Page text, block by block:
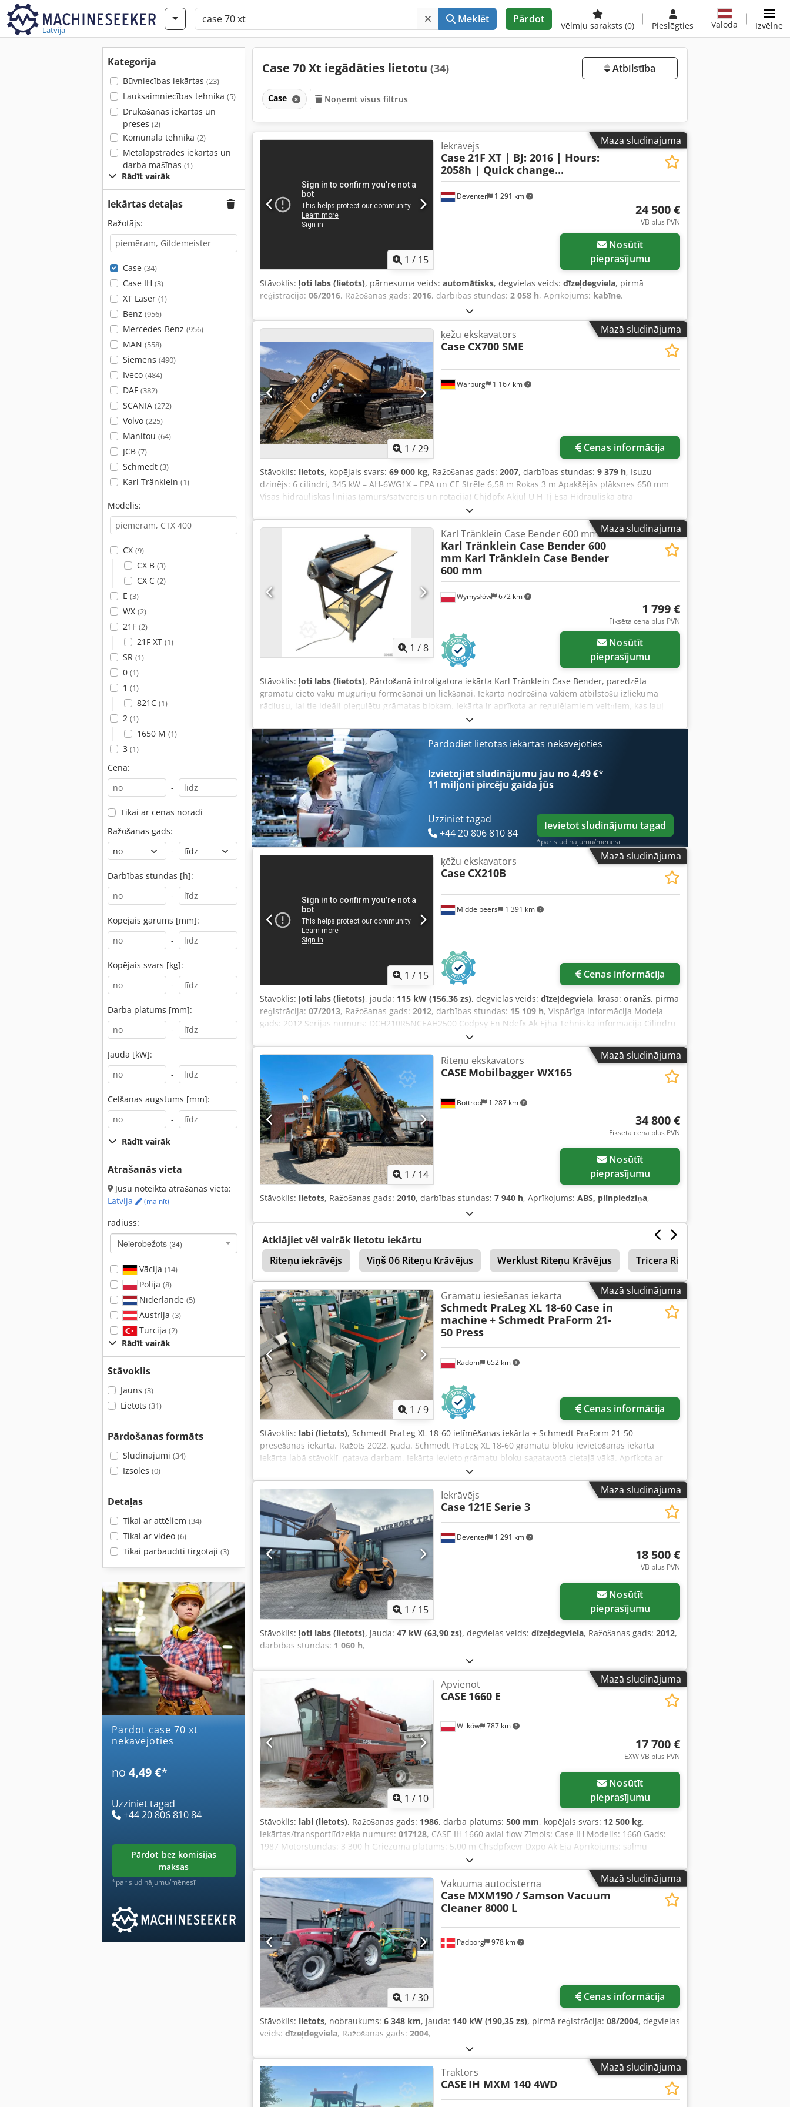
Latvija
Meklēt Pārdot
Vēlmju saraksts (0) Pieslēgties Valoda Izvēlne
Kategorija
Būvniecības iekārtas (23)
Lauksaimniecības tehnika (5)
Drukāšanas iekārtas un
preses (2)
Komunālā tehnika (2)
Metālapstrādes iekārtas un
darba mašīnas (1)
Rādīt vairāk
Iekārtas detaļas
Ražotājs:
Case (34)
Case IH (3)
XT Laser (1)
Benz (956)
Mercedes-Benz (956)
MAN (558)
Siemens (490)
Iveco (484)
DAF (382)
SCANIA (272)
Volvo (225)
Manitou (64)
JCB (7)
Schmedt (3)
Karl Tränklein (1)
Modelis:
CX (9)
CX B (3)
CX C (2)
E (3)
WX (2)
21F (2)
21F XT (1)
SR (1)
0 (1)
1 (1)
821C (1)
2 (1)
1650 M (1)
3 (1)
Cena:
-
Tikai ar cenas norādi
Ražošanas gads:
-
Darbības stundas [h]:
-
Kopējais garums [mm]:
-
Kopējais svars [kg]:
-
Darba platums [mm]:
-
Jauda [kW]:
-
Celšanas augstums [mm]:
-
Rādīt vairāk
Atrašanās vieta
Jūsu noteiktā atrašanās vieta:
Latvija
(mainīt)
rādiuss:
Neierobežots (34)
Vācija (14)
Polija (8)
Nīderlande (5)
Austrija (3)
Turcija (2)
Rādīt vairāk
Stāvoklis
Jauns (3)
Lietots (31)
Pārdošanas formāts
Sludinājumi (34)
Izsoles (0)
Detaļas
Tikai ar attēliem (34)
Tikai ar video (6)
Tikai pārbaudīti tirgotāji (3)
Pārdot case 70 xt
nekavējoties
no 4,49 €*
Uzziniet tagad
+44 20 806 810 84
pārdot bez komisijas
maksas
*par sludinājumu/mēnesī
Case 70 Xt iegādāties lietotu (34) Atbilstība
Case Noņemt visus filtrus
Mazā sludinājuma
1 / 15
Deventer 1 291 km
Iekrāvējs
Case 21F XT | BJ: 2016 | Hours:
2058h | Quick change...
24 500 €
VB plus PVN
pieprasījumu
Stāvoklis: ļoti labs (lietots), pārnesuma veids: automātisks, degvielas veids: dīzeļdegviela, pirmā
reģistrācija: 06/2016, Ražošanas gads: 2016, darbības stundas: 2 058 h, Aprīkojums: kabīne,
Mazā sludinājuma
1 /29
Warburg 1 167 km
ķēžu ekskavators
Case CX700 SME
Cenas informācija
Stāvoklis: lietots, kopējais svars: 69 000 kg, Ražošanas gads: 2007, darbības stundas: 9 379 h, Isuzu
dzinējs: 6 cilindri, 345 kW – AH-6WG1X – EPA un CE Strēle 6,58 m Rokas 3 m Apakšējās plāksnes 650 mm
Visas hidrauliskās līnijas (āmurs/satvērējs un rotācija) Chjdpfx Akjul U H Tj Esa Hidrauliskā ātrā
savienotāja: OIL Quick OQ90 vai Lehnhoff HS80 Rakšanas kauss – 4,55 m³ SAE Transportēšanas svars: 69 t
Transportēšanas platums: 3,93 m Darba platums (4,14 m ar kāpnītiem) Transportēšanas augstums: 4,37 m
Iekārta tika atjaunota un remontēta mūsu darbnīcā Atskaiti pēc pieprasījuma Veikta pilna apkope: visas
eļļas un filtri, tostarp 650 litri hidrauliskās eļļas CASE Vācija 2026. gada marts: Dzinējam ir 6 jauni
iesmidzinātāji (rēķins pēc pieprasījuma)
Mazā sludinājuma
1 /8
Wymysłów 672 km
Karl Tränklein Case Bender 600 mm
Karl Tränklein Case Bender 600
mm Karl Tränklein Case Bender
600 mm
1 799 €
Fiksēta cena plus PVN
pieprasījumu
Stāvoklis: ļoti labs (lietots), Pārdošanā introligatora iekārta Karl Tränklein Case Bender, paredzēta
grāmatu cieto vāku muguriņu formēšanai un liekšanai. Iekārta nodrošina vākiem atbilstošu izliekuma
rādiusu, lai tie ideāli piegulētu grāmatas blokam. Iekārta ir aprīkota ar regulējamiem veltņiem, kas ļauj
pielāgoties dažādu biezumu vākiem. Stabilā čuguna konstrukcija nodrošina augstu precizitāti un
ilgtermiņa izturību. Tehniskie dati: Ražotājs: Karl Tränklein Tips: Case Bender / muguriņu formēšanas
iekārta Cedpfxeziwnbo Ak Esha Darba platums: apm. 600 mm Veltņu spiediena regulēšana Stabila čuguna
konstrukcija Elektropiedziņa Darba galds Stāvoklis: lietota Pielietojums: cieto vāku grāmatu ražošana,
introligatorijas darbi, drukātavas, poligrāfijas uzņēmumi, albumu, katalogu un vāku ražošana.
Pārdodiet lietotas iekārtas nekavējoties
Izvietojiet sludinājumu jau no 4,49 €*
11 miljoni pircēju gaida jūs
Uzziniet tagad
+44 20 806 810 84
Ievietot sludinājumu tagad
*par sludinājumu/mēnesī
Mazā sludinājuma
1 / 15
Middelbeers 1 391 km
ķēžu ekskavators
Case CX210B
Cenas informācija
Stāvoklis: ļoti labs (lietots), jauda: 115 kW (156,36 zs), degvielas veids: dīzeļdegviela, krāsa: oranžs, pirmā
reģistrācija: 07/2013, Ražošanas gads: 2012, darbības stundas: 15 109 h, Vispārīga informācija Modeļa
gads: 2012 Sērijas numurs: DCH210R5NCEAH2500 Codpsy En Ndefx Ak Ejha Tehniskā informācija Cilindru
skaits: 4 Tukšsvara: 22 600 kg Funkcionāli Darba platums: 300 cm CE marķējums: jā Stāvoklis Tehniskais
stāvoklis: ļoti labs Vizuālais stāvoklis: ļoti labs Finanšu informācija Cena: pēc pieprasījuma Garantija
Garantija: no pirmās rokas, pilna servisa vēsture, uzreiz gatavs darbam! - 80 % kāpurķēžu šasija - Iekļauti
3 kausi: 1300 mm, 450 mm un 2000 mm grāvju tīrīšanas kauss - Papildus iespējama 2021.gada TOPCON
3D sistēma
Mazā sludinājuma
1 / 14
Bottrop 1 287 km
Riteņu ekskavators
CASE Mobilbagger WX165
34 800 €
Fiksēta cena plus PVN
pieprasījumu
Stāvoklis: lietots, Ražošanas gads: 2010, darbības stundas: 7 940 h, Aprīkojums: ABS, pilnpiedziņa,
Atklājiet vēl vairāk lietotu iekārtu
Riteņu iekrāvējs
Viņš 06 Riteņu Krāvējus Werklust Riteņu Krāvējus Tricera Riteņu Krāvējus
Mazā sludinājuma
1 /9
Radom 652 km
Grāmatu iesiešanas iekārta
Schmedt PraLeg XL 18-60 Case in
machine + Schmedt PraForm 21-
50 Press
Cenas informācija
Stāvoklis: labi (lietots), Schmedt PraLeg XL 18-60 ielīmēšanas iekārta + Schmedt PraForm 21-50
presēšanas iekārta. Ražots 2022. gadā. Schmedt PraLeg XL 18-60 grāmatu bloku ievietošanas iekārta
Iekārta labā stāvoklī, gatava darbam. Iekārta ievieto grāmatu bloku sagatavotā cietajā vākā. Aprīkota ar
divām līmjierīcēm un gludas līmes biezuma regulēšanas iespēju. Formāts: Bloka augstums: 80 – 450 mm
Chedpfxszdazbj Ak Esa Bloka platums: 110 – 450 mm Bloka biezums: 2 – 80 mm Ražīgums: apm. 200 – 300
gab./h Jauda: 230V Svars: 300 kg Ražots Vācijā. Schmedt PraForm 21-50 presēšanas iekārta Grāmatu prese
ar rievu griezēju. Ražots Schmedt, Vācijā. Iekārta ļoti labā tehniskā stāvoklī, gatava darbam ražošanā.
Tehniskie parametri: Maks. formāts: 420 x 520 x 100 mm Svars: 220 kg Jauda: 230V + saspiests gaiss. Cena
norādīta par abām iekārtām kopā.
Mazā sludinājuma
1 / 15
Deventer 1 291 km
Iekrāvējs
Case 121E Serie 3
18 500 €
VB plus PVN
pieprasījumu
Stāvoklis: ļoti labs (lietots), jauda: 47 kW (63,90 zs), degvielas veids: dīzeļdegviela, Ražošanas gads: 2012,
darbības stundas: 1 060 h,
Mazā sludinājuma
1 / 10
Wilków 787 km
Apvienot
CASE 1660 E
17 700 €
EXW VB plus PVN
pieprasījumu
Stāvoklis: labi (lietots), Ražošanas gads: 1986, darba platums: 500 mm, kopējais svars: 12 500 kg,
iekārtas/transportlīdzekļa numurs: 017128, CASE IH 1660 axial flow Zīmols: Case IH Modelis: 1660 Gads:
1987 Motorstundas: 3 300 h Griezuma platums: 5,00 m Chsdpfxevr Dxpo Ak Eja Aprīkojums: salmu
Mazā sludinājuma
1 /30
Padborg 978 km
Vakuuma autocisterna
Case MXM190 / Samson Vacuum
Cleaner 8000 L
Cenas informācija
Stāvoklis: lietots, nobraukums: 6 348 km, jauda: 140 kW (190,35 zs), pirmā reģistrācija: 08/2004, degvielas
veids: dīzeļdegviela, Ražošanas gads: 2004,
Mazā sludinājuma
Traktors
CASE IH MXM 140 4WD